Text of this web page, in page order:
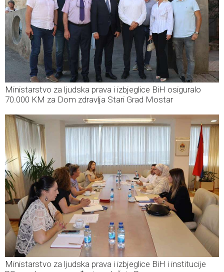
Ministarstvo za ljudska prava i izbjeglice BiH osiguralo
70.000 KM za Dom zdravlja Stari Grad Mostar
Ministarstvo za ljudska prava i izbjeglice BiH i institucije